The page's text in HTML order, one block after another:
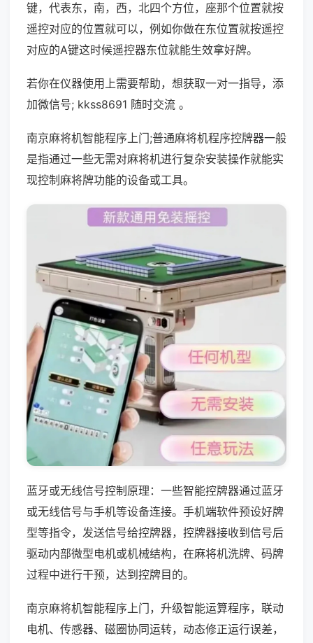
键，代表东，南，西，北四个方位，座那个位置就按
遥控对应的位置就可以，例如你做在东位置就按遥控
对应的A键这时候遥控器东位就能生效拿好牌。
若你在仪器使用上需要帮助，想获取一对一指导，添
加微信号; kkss8691 随时交流 。
南京麻将机智能程序上门;普通麻将机程序控牌器一般
是指通过一些无需对麻将机进行复杂安装操作就能实
现控制麻将牌功能的设备或工具。
蓝牙或无线信号控制原理：一些智能控牌器通过蓝牙
或无线信号与手机等设备连接。手机端软件预设好牌
型等指令，发送信号给控牌器，控牌器接收到信号后
驱动内部微型电机或机械结构，在麻将机洗牌、码牌
过程中进行干预，达到控牌目的。
南京麻将机智能程序上门，升级智能运算程序，联动
电机、传感器、磁圈协同运转，动态修正运行误差，